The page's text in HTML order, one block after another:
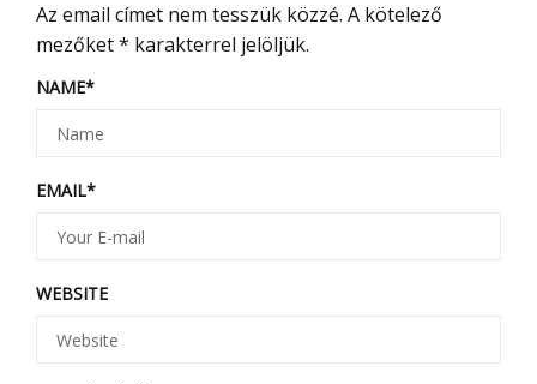
Az email címet nem tesszük közzé. A kötelező
mezőket* karakterrel jelöljük.
NAME*
EMAIL*
WEBSITE